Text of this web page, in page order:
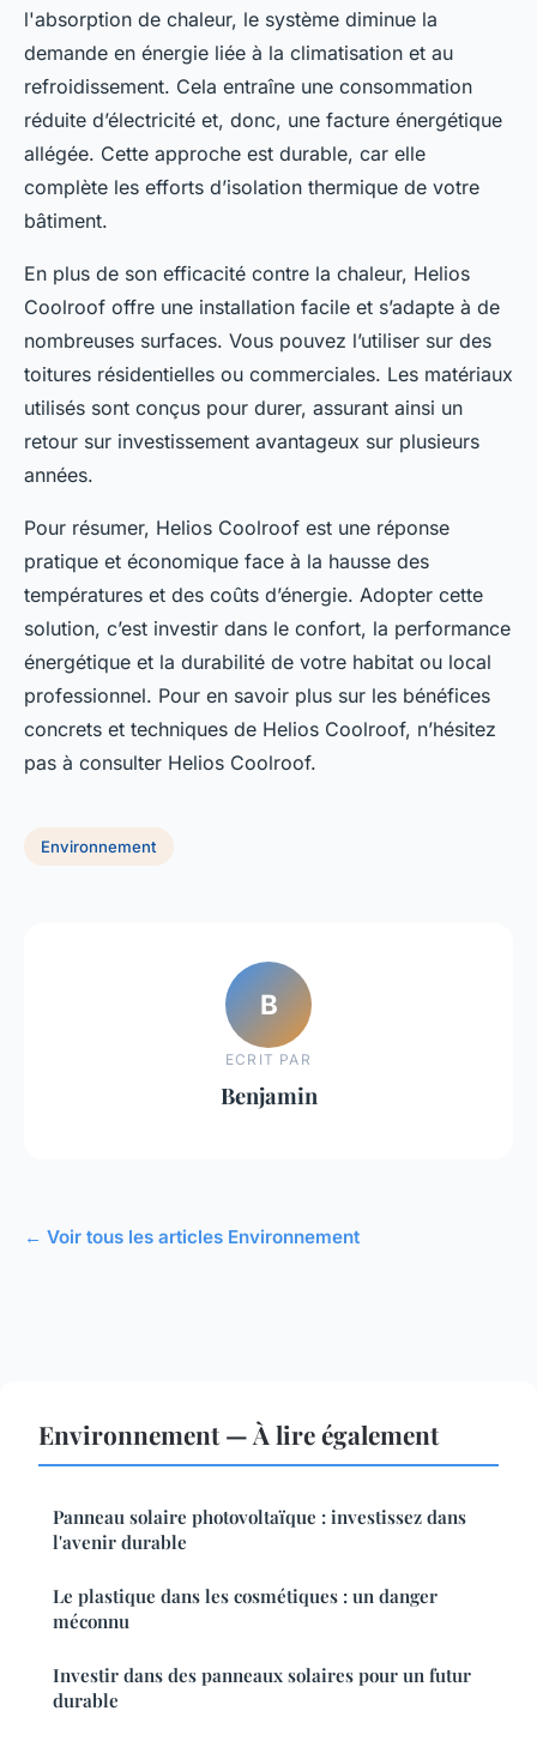
l'absorption de chaleur, le système diminue la
demande en énergie liée à la climatisation et au
refroidissement. Cela entraîne une consommation
réduite d’électricité et, donc, une facture énergétique
allégée. Cette approche est durable, car elle
complète les efforts d’isolation thermique de votre
bâtiment.
En plus de son efficacité contre la chaleur, Helios
Coolroof offre une installation facile et s’adapte à de
nombreuses surfaces. Vous pouvez l’utiliser sur des
toitures résidentielles ou commerciales. Les matériaux
utilisés sont conçus pour durer, assurant ainsi un
retour sur investissement avantageux sur plusieurs
années.
Pour résumer, Helios Coolroof est une réponse
pratique et économique face à la hausse des
températures et des coûts d’énergie. Adopter cette
solution, c’est investir dans le confort, la performance
énergétique et la durabilité de votre habitat ou local
professionnel. Pour en savoir plus sur les bénéfices
concrets et techniques de Helios Coolroof, n’hésitez
pas à consulter Helios Coolroof.
Environnement
B
ECRIT PAR
Benjamin
← Voir tous les articles Environnement
Environnement — À lire également
Panneau solaire photovoltaïque : investissez dans
l'avenir durable
Le plastique dans les cosmétiques : un danger
méconnu
Investir dans des panneaux solaires pour un futur
durable